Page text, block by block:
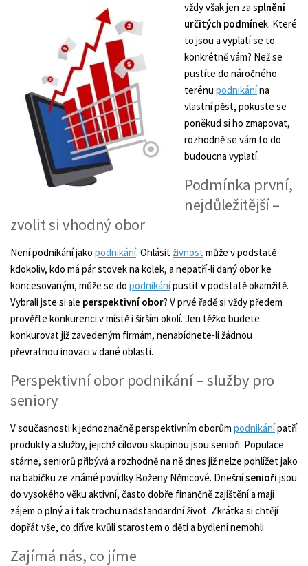
vždy však jen za splnění
určitých podmínek. Které
to jsou a vyplatí se to
konkrétně vám? Než se
pustíte do náročného
terénu podnikánína
vlastní pěst, pokuste se
poněkud si ho zmapovat,
rozhodně se vám to do
budoucna vyplatí.
Podmínka první,
nejdůležitější –
zvolit si vhodný obor
Není podnikání jako podnikání. Ohlásitživnost může v podstatě
kdokoliv, kdo má pár stovek na kolek, a nepatří-li daný obor ke
koncesovaným, může se do podnikánípustit v podstatě okamžitě.
Vybrali jste si ale perspektivní obor? V prvé řadě si vždy předem
prověřte konkurenci v místě i širším okolí. Jen těžko budete
konkurovat již zavedeným firmám, nenabídnete-li žádnou
převratnou inovaci v dané oblasti.
Perspektivní obor podnikání – služby pro
seniory
V současnosti k jednoznačně perspektivním oborům podnikánípatří
produkty a služby, jejichž cílovou skupinou jsou senioři. Populace
stárne, seniorů přibývá a rozhodně na ně dnes již nelze pohlížet jako
na babičku ze známé povídky Boženy Němcové. Dnešnísenioři jsou
do vysokého věku aktivní, často dobře finančně zajištění a mají
zájem o plný a i tak trochu nadstandardní život. Zkrátka si chtějí
dopřát vše, co dříve kvůli starostem o děti a bydlení nemohli.
Zajímá nás, co jíme